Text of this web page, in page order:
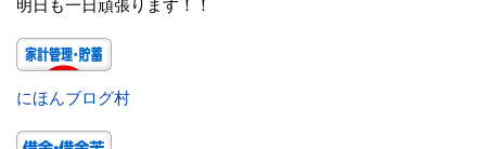
明日も一日頑張ります！！
にほんブログ村